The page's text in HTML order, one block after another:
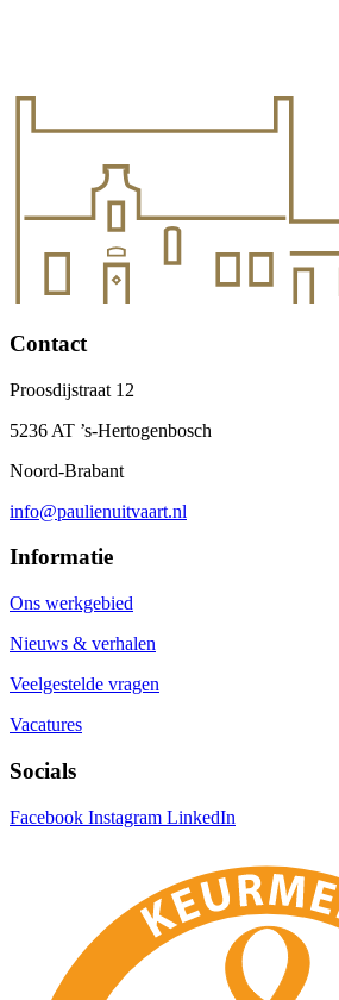
Contact
Proosdijstraat 12
5236 AT ’s-Hertogenbosch
Noord-Brabant
info@paulienuitvaart.nl
Informatie
Ons werkgebied
Nieuws & verhalen
Veelgestelde vragen
Vacatures
Socials
Facebook Instagram LinkedIn